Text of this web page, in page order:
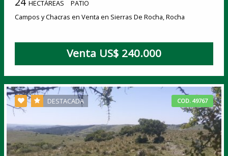
HECTÁREAS
PATIO
Campos y Chacras en Venta en Sierras De Rocha, Rocha
Venta US$ 240.000
DESTACADA COD. 49767